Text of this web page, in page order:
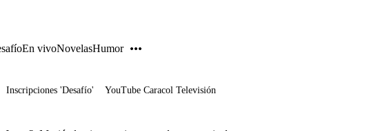
En vivoNovelasHumor
Inscripciones 'Desafío' YouTube Caracol Televisión